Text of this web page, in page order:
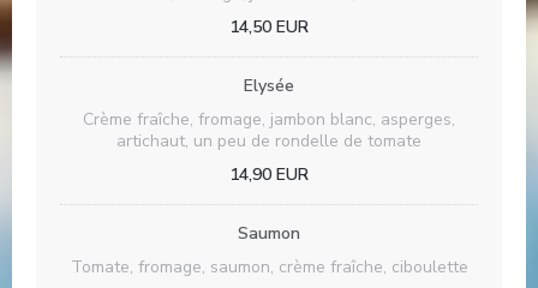
14,50 EUR
Elysée
Crème fraîche, fromage, jambon blanc, asperges,
artichaut, un peu de rondelle de tomate
14,90 EUR
Saumon
Tomate, fromage, saumon, crème fraîche, ciboulette